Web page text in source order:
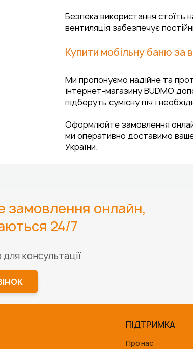
Безпека використання стоїть
вентиляція забезпечує
Купити мобільну баню за
Ми пропонуємо надійне та
інтернет-магазину BUDMO
підберуть сумісну піч і
Оформлюйте замовлення
ми оперативно доставимо ваше
України.
онлайн,
24/7
для консультації
ПІДТРИМКА
Про нас